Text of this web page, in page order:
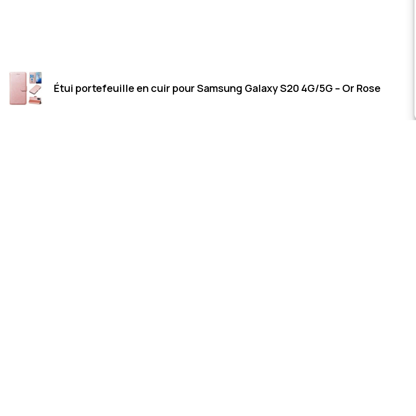
Étui portefeuille en cuir pour Samsung Galaxy S20 4G/5G – Or Rose